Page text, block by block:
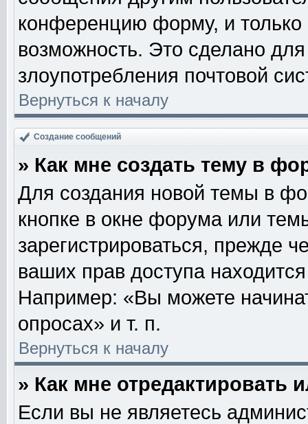
конференцию форму, и только
возможность. Это сделано
злоупотребления почтовой
Вернуться к началу
Создание сообщений
» Как мне создать тему в
Для создания новой темы в
кнопке в окне форума или
зарегистрироваться, прежде
ваших прав доступа
Например: «Вы можете
опросах» и т. п.
Вернуться к началу
» Как мне отредактировать
Если вы не являетесь